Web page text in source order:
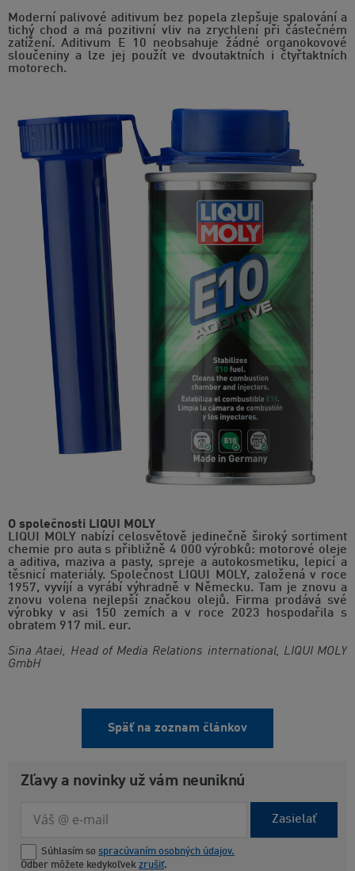
Moderní palivové aditivum bez popela zlepšuje spalování a
tichý chod a má pozitivní vliv na zrychlení při částečném
zatížení. Aditivum E 10 neobsahuje žádné organokovové
sloučeniny a lze jej použít ve dvoutaktních i čtyřtaktních
motorech.
O společnosti LIQUI MOLY
LIQUI MOLY nabízí celosvětově jedinečně široký sortiment
chemie pro auta s přibližně 4 000 výrobků: motorové oleje
a aditiva, maziva a pasty, spreje a autokosmetiku, lepicí a
těsnicí materiály. Společnost LIQUI MOLY, založená v roce
1957, vyvíjí a vyrábí výhradně v Německu. Tam je znovu a
znovu volena nejlepší značkou olejů. Firma prodává své
výrobky v asi 150 zemích a v roce 2023 hospodařila s
obratem 917 mil. eur.
Sina Ataei, Head of Media Relations international, LIQUI MOLY
GmbH
Späť na zoznam článkov
Zľavy a novinky už vám neuniknú
Zasielať
Súhlasím so spracúvaním osobných údajov.
Odber môžete kedykoľvek zrušiť.